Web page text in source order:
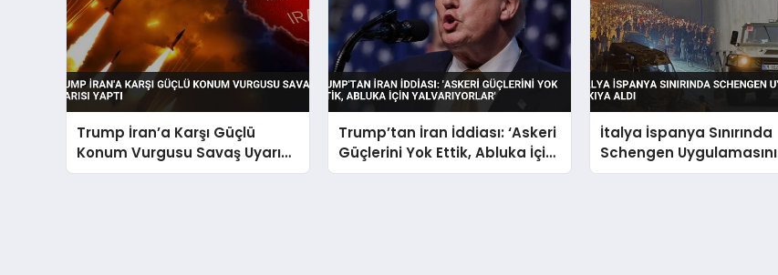
Trump İran’a Karşı Güçlü
Konum Vurgusu Savaş Uyarısı
Yaptı
Trump’tan İran İddiası: ‘Askeri
Güçlerini Yok Ettik, Abluka İçin
Yalvarıyorlar’
İtalya İspanya Sınırında
Schengen Uygulamasını
Askıya Aldı